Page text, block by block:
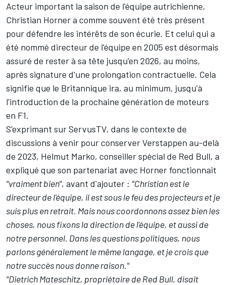
Acteur important la saison de l'équipe autrichienne,
Christian Horner a comme souvent été très présent
pour défendre les intérêts de son écurie. Et celui qui a
été nommé directeur de l'équipe en 2005 est désormais
assuré de rester à sa tête jusqu'en 2026, au moins,
après signature d'une prolongation contractuelle. Cela
signifie que le Britannique ira, au minimum, jusqu'à
l'introduction de la prochaine génération de moteurs
en F1.
S'exprimant sur ServusTV, dans le contexte de
discussions à venir pour conserver Verstappen au-delà
de 2023, Helmut Marko, conseiller spécial de Red Bull, a
expliqué que son partenariat avec Horner fonctionnait
"vraiment bien", avant d'ajouter : "Christian est le
directeur de l'équipe, il est sous le feu des projecteurs et je
suis plus en retrait. Mais nous coordonnons assez bien les
choses, nous fixons la direction de l'équipe, et aussi de
notre personnel. Dans les questions politiques, nous
parlons généralement le même langage, et je crois que
notre succès nous donne raison."
"Dietrich Mateschitz, propriétaire de Red Bull, disait